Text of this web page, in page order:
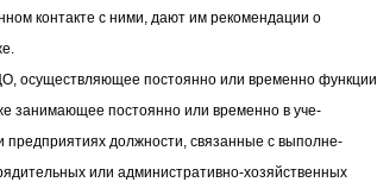
контакте с ними, дают им рекомендации о
постоянно или временно функции
занимающее постоянно или временно в уче-
предприятиях должности, связанные с выполне-
или административно-хозяйственных